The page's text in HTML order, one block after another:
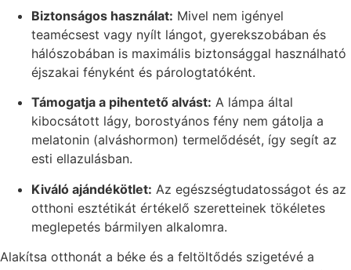
Biztonságos használat: Mivel nem igényel
teamécsest vagy nyílt lángot, gyerekszobában és
hálószobában is maximális biztonsággal használható
éjszakai fényként és párologtatóként.
Támogatja a pihentető alvást: A lámpa által
kibocsátott lágy, borostyános fény nem gátolja a
melatonin (alváshormon) termelődését, így segít az
esti ellazulásban.
Kiváló ajándékötlet: Az egészségtudatosságot és az
otthoni esztétikát értékelő szeretteinek tökéletes
meglepetés bármilyen alkalomra.
Alakítsa otthonát a béke és a feltöltődés szigetévé a